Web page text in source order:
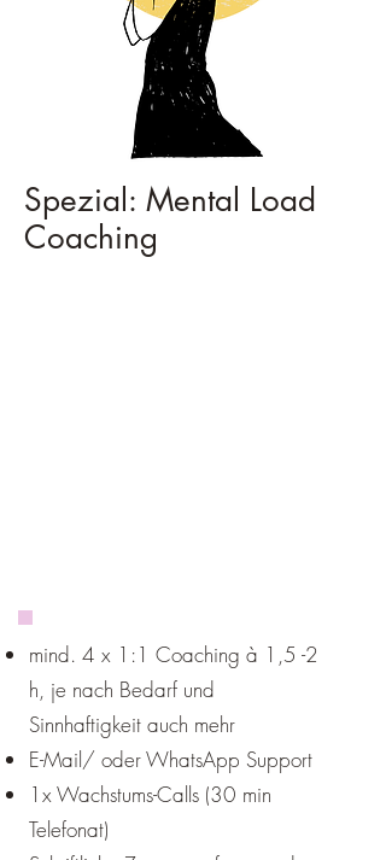
Spezial: Mental Load
Coaching
mind. 4 x 1:1 Coaching à 1,5 -2
h, je nach Bedarf und
Sinnhaftigkeit auch mehr
E-Mail/ oder WhatsApp Support
1x Wachstums-Calls (30 min
Telefonat)